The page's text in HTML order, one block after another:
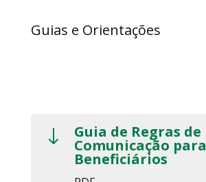
Guias e Orientações
" Guia de Regras de
Comunicação para
Beneficiários